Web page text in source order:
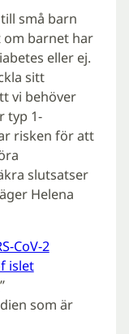
små barn
om barnet har
eller ej.
sitt
vi behöver
typ 1-
risken för att
slutsatser
Helena
CoV-2
islet
”
som är